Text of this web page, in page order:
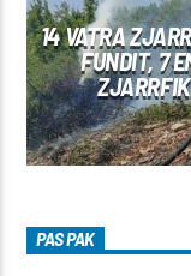
14 VATRA
FUNDIT, 7
PAS PAK